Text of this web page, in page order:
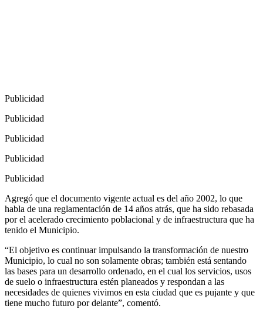
Publicidad
Publicidad
Publicidad
Publicidad
Publicidad
Agregó que el documento vigente actual es del año 2002, lo que
habla de una reglamentación de 14 años atrás, que ha sido rebasada
por el acelerado crecimiento poblacional y de infraestructura que ha
tenido el Municipio.
“El objetivo es continuar impulsando la transformación de nuestro
Municipio, lo cual no son solamente obras; también está sentando
las bases para un desarrollo ordenado, en el cual los servicios, usos
de suelo o infraestructura estén planeados y respondan a las
necesidades de quienes vivimos en esta ciudad que es pujante y que
tiene mucho futuro por delante”, comentó.